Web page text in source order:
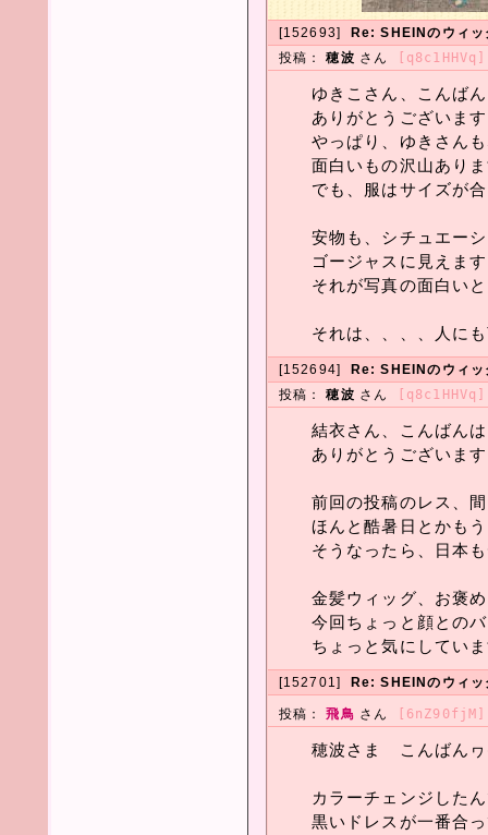
[152693]
Re: SHEINのウィッ
投稿：穂波 さん [q8c1HHVq]
ゆきこさん、こんば
ありがとうございま
やっぱり、ゆきさん
面白いもの沢山あり
でも、服はサイズが
安物も、シチュエー
ゴージャスに見えま
それが写真の面白い
それは、、、、人に
[152694]
Re: SHEINのウィッ
投稿：穂波 さん [q8c1HHVq]
結衣さん、こんばん
ありがとうございま
前回の投稿のレス、
ほんと酷暑日とかも
そうなったら、日本
金髪ウィッグ、お褒
今回ちょっと顔との
ちょっと気にしてい
[152701] Re: SHEINのウィッ
投稿：飛鳥 さん [6nZ90fjM]
穂波さま こんばん
カラーチェンジした
黒いドレスが一番合